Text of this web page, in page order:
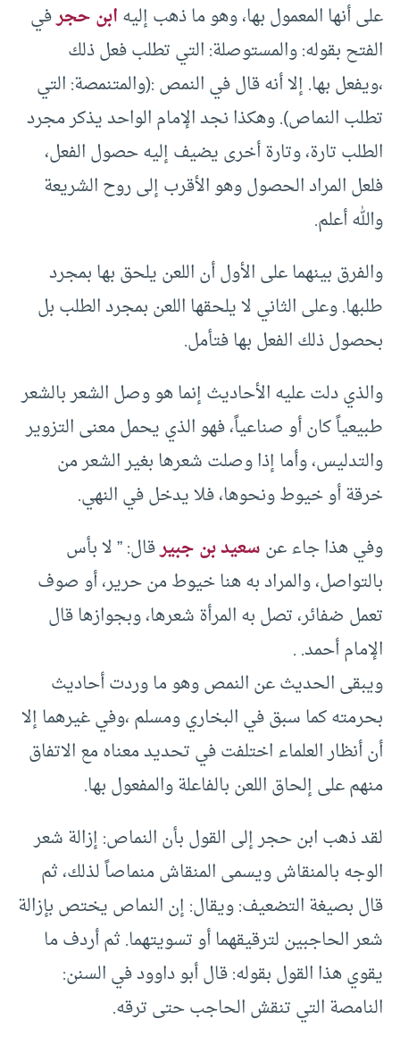
على أنها المعمول بها، وهو ما ذهب إليهابن حجرفي
الفتح بقوله: والمستوصلة: التي تطلب فعل ذلك
،ويفعل بها. إلا أنه قال في النمص :(والمتنمصة: التي
تطلب النماص). وهكذا نجد الإمام الواحد يذكر مجرد
الطلب تارة، وتارة أخرى يضيف إليه حصول الفعل،
فلعل المراد الحصول وهو الأقرب إلى روح الشريعة
والله أعلم.
والفرق بينهما على الأول أن اللعن يلحق بها بمجرد
طلبها. وعلى الثاني لا يلحقها اللعن بمجرد الطلب بل
بحصول ذلك الفعل بها فتأمل.
والذي دلت عليه الأحاديث إنما هو وصل الشعر بالشعر
طبيعياً كان أو صناعياً، فهو الذي يحمل معنى التزوير
والتدليس، وأما إذا وصلت شعرها بغير الشعر من
خرقة أو خيوط ونحوها، فلا يدخل في النهي.
وفي هذا جاء عنسعيد بن جبيرقال: ” لا بأس
بالتواصل، والمراد به هنا خيوط من حرير، أو صوف
تعمل ضفائر، تصل به المرأة شعرها، وبجوازها قال
الإمام أحمد. .
ويبقى الحديث عن النمص وهو ما وردت أحاديث
بحرمته كما سبق في البخاري ومسلم ،وفي غيرهما إلا
أن أنظار العلماء اختلفت في تحديد معناه مع الاتفاق
منهم على إلحاق اللعن بالفاعلة والمفعول بها.
لقد ذهب ابن حجر إلى القول بأن النماص: إزالة شعر
الوجه بالمنقاش ويسمى المنقاش منماصاً لذلك، ثم
قال بصيغة التضعيف: ويقال: إن النماص يختص بإزالة
شعر الحاجبين لترقيقهما أو تسويتهما. ثم أردف ما
يقوي هذا القول بقوله: قال أبو داوود في السنن:
النامصة التي تنقش الحاجب حتى ترقه.